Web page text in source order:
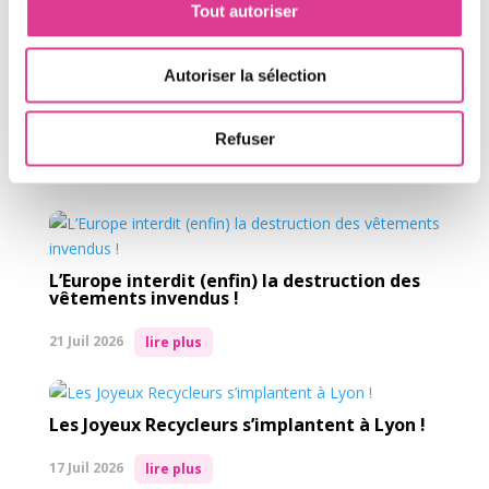
Tout autoriser
Autoriser la sélection
Refuser
À lire dans la même
catégorie
L’Europe interdit (enfin) la destruction des
vêtements invendus !
21 Juil 2026 lire plus
Les Joyeux Recycleurs s’implantent à Lyon !
17 Juil 2026 lire plus